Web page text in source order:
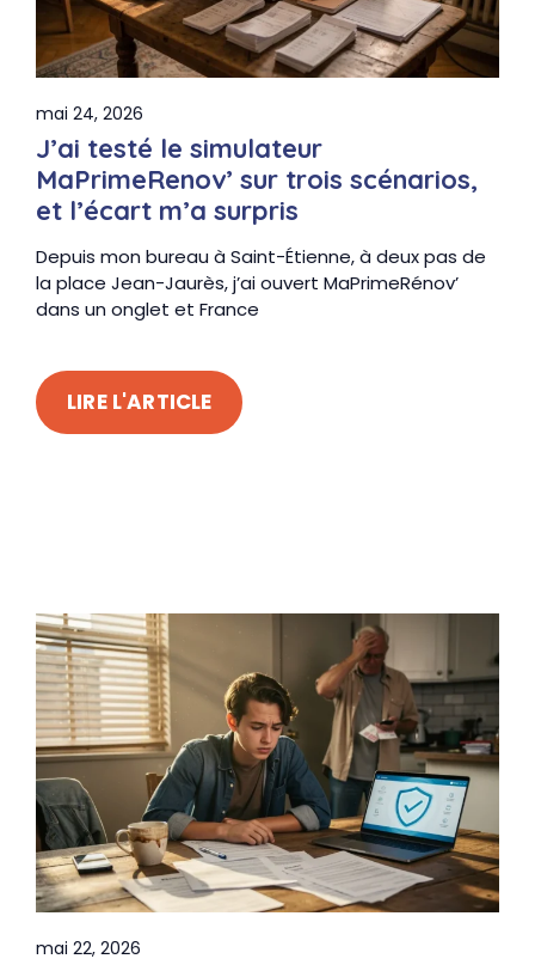
mai 24, 2026
J’ai testé le simulateur
MaPrimeRenov’ sur trois scénarios,
et l’écart m’a surpris
Depuis mon bureau à Saint-Étienne, à deux pas de
la place Jean-Jaurès, j’ai ouvert MaPrimeRénov’
dans un onglet et France
LIRE L'ARTICLE
mai 22, 2026